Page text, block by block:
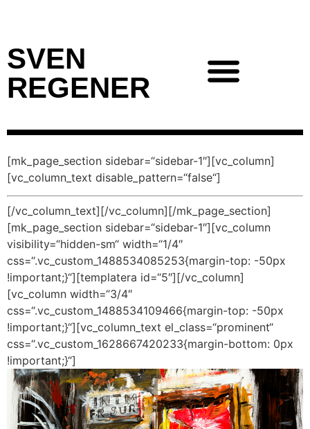
SVEN
REGENER
[mk_page_section sidebar=“sidebar-1″][vc_column]
[vc_column_text disable_pattern=“false“]
[/vc_column_text][/vc_column][/mk_page_section]
[mk_page_section sidebar=“sidebar-1″][vc_column
visibility=“hidden-sm“ width=“1/4″
css=“.vc_custom_1488534085253{margin-top: -50px
!important;}“][templatera id=“5″][/vc_column]
[vc_column width=“3/4″
css=“.vc_custom_1488534109466{margin-top: -50px
!important;}“][vc_column_text el_class=“prominent“
css=“.vc_custom_1628667420233{margin-bottom: 0px
!important;}“]